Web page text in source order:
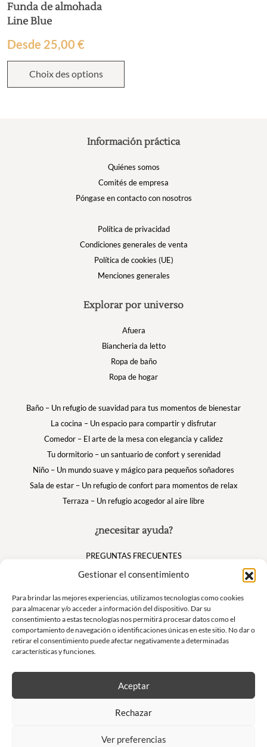
Gestionar el consentimiento
Para brindar las mejores experiencias, utilizamos tecnologías como cookies
para almacenar y/o acceder a información del dispositivo. Dar su
consentimiento a estas tecnologías nos permitirá procesar datos como el
comportamiento de navegación o identificaciones únicas en este sitio. No dar o
retirar el consentimiento puede afectar negativamente a determinadas
características y funciones.
Aceptar
Rechazar
Ver preferencias
Funda de almohada
Line Blue
Desde 25,00 €
Choix des options
¿necesitar ayuda?
PREGUNTAS FRECUENTES
Mi cuenta
Suivez nous
Información práctica
Quiénes somos
Comités de empresa
Póngase en contacto con nosotros
Política de privacidad
Condiciones generales de venta
Política de cookies (UE)
Menciones generales
Explorar por universo
Afuera
Biancheria da letto
Ropa de baño
Ropa de hogar
Baño – Un refugio de suavidad para tus momentos de bienestar
La cocina – Un espacio para compartir y disfrutar
Comedor – El arte de la mesa con elegancia y calidez
Tu dormitorio – un santuario de confort y serenidad
Niño – Un mundo suave y mágico para pequeños soñadores
Sala de estar – Un refugio de confort para momentos de relax
Terraza – Un refugio acogedor al aire libre
Boletín
No se pierda nuestras ofertas exclusivas y nuestras ventas privadas